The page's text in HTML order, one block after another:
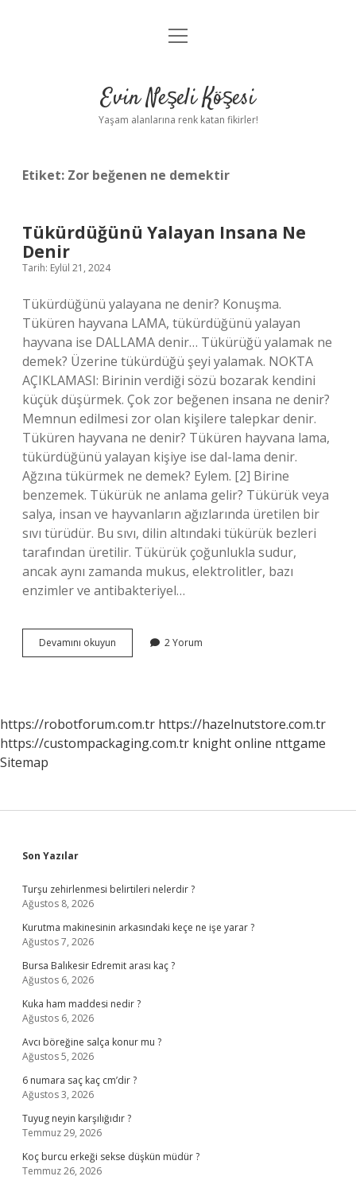
Anasayfa
Yasal Uyarı
menüyü
Evin Neşeli Köşesi
Yaşam alanlarına renk katan fikirler!
Etiket: Zor beğenen ne demektir
Tükürdüğünü Yalayan Insana Ne
Denir
Tarih: Eylül 21, 2024
Tükürdüğünü yalayana ne denir? Konuşma.
Tüküren hayvana LAMA, tükürdüğünü yalayan
hayvana ise DALLAMA denir… Tükürüğü yalamak ne
demek? Üzerine tükürdüğü şeyi yalamak. NOKTA
AÇIKLAMASI: Birinin verdiği sözü bozarak kendini
küçük düşürmek. Çok zor beğenen insana ne denir?
Memnun edilmesi zor olan kişilere talepkar denir.
Tüküren hayvana ne denir? Tüküren hayvana lama,
tükürdüğünü yalayan kişiye ise dal-lama denir.
Ağzına tükürmek ne demek? Eylem. [2] Birine
benzemek. Tükürük ne anlama gelir? Tükürük veya
salya, insan ve hayvanların ağızlarında üretilen bir
sıvı türüdür. Bu sıvı, dilin altındaki tükürük bezleri
tarafından üretilir. Tükürük çoğunlukla sudur,
ancak aynı zamanda mukus, elektrolitler, bazı
enzimler ve antibakteriyel…
Devamını okuyun Tükürdüğünü
Yalayan
2 Yorum
https://robotforum.com.tr https://hazelnutstore.com.tr
https://custompackaging.com.tr knight online nttgame
Sitemap
Sidebar
Son Yazılar
Turşu zehirlenmesi belirtileri nelerdir ?
Ağustos 8, 2026
Kurutma makinesinin arkasındaki keçe ne işe yarar ?
Ağustos 7, 2026
Bursa Balıkesir Edremit arası kaç ?
Ağustos 6, 2026
Kuka ham maddesi nedir ?
Ağustos 6, 2026
Avcı böreğine salça konur mu ?
Ağustos 5, 2026
6 numara saç kaç cm’dir ?
Ağustos 3, 2026
Tuyug neyin karşılığıdır ?
Temmuz 29, 2026
Koç burcu erkeği sekse düşkün müdür ?
Temmuz 26, 2026